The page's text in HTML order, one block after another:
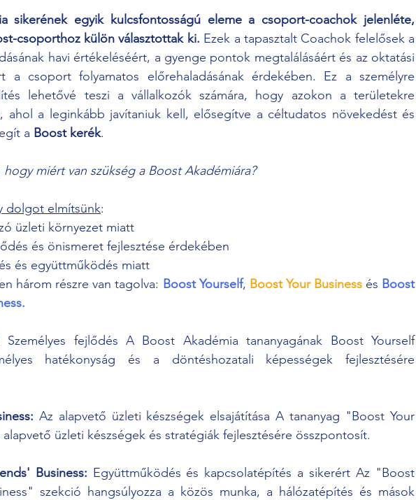
sikerének egyik kulcsfontosságú eleme a csoport-coachok jelenléte,
csoporthoz külön választottak ki. Ezek a tapasztalt Coachok felelősek a
havi értékeléséért, a gyenge pontok megtalálásáért és az oktatási
a csoport folyamatos előrehaladásának érdekében. Ez a személyre
lehetővé teszi a vállalkozók számára, hogy azokon a területekre
ahol a leginkább javítaniuk kell, elősegítve a céltudatos növekedést és
a Boost kerék.
miért van szükség a Boost Akadémiára?
dolgot elmítsünk:
üzleti környezet miatt
és önismeret fejlesztése érdekében
és együttműködés miatt
három részre van tagolva: Boost Yourself, Boost Your Business és Boost
Személyes fejlődés A Boost Akadémia tananyagának Boost Yourself
hatékonyság és a döntéshozatali képességek fejlesztésére
Az alapvető üzleti készségek elsajátítása A tananyag "Boost Your
alapvető üzleti készségek és stratégiák fejlesztésére összpontosít.
Business: Együttműködés és kapcsolatépítés a sikerért Az "Boost
szekció hangsúlyozza a közös munka, a hálózatépítés és mások